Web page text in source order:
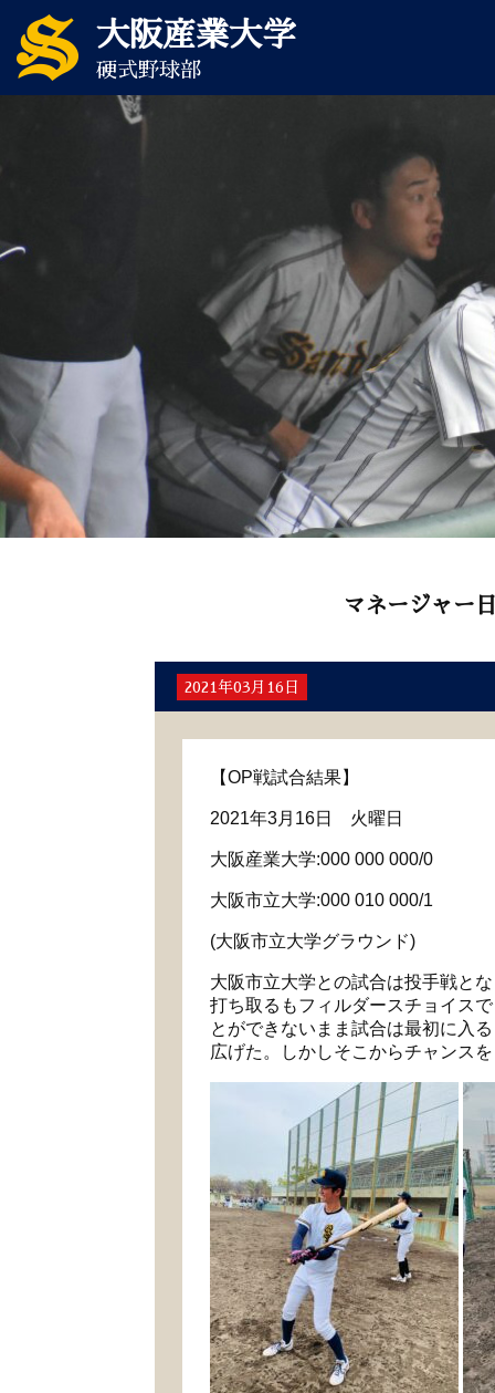
大阪産業大学
硬式野球部
マネージャー
2021年03月16日
【OP戦試合結果】
2021年3月 16日 火曜日
大阪産業大学:000 000 000/0
大阪市立大学:000 010 000/1
(大阪市立大学グラウンド)
大阪市立大学との試合は投手戦と
打ち取るもフィルダースチョイス
とができないまま試合は最初に入
広げた。しかしそこからチャンス